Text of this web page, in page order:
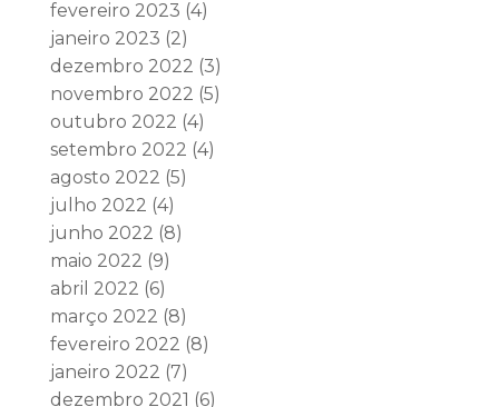
fevereiro 2023 (4)
janeiro 2023 (2)
dezembro 2022 (3)
novembro 2022 (5)
outubro 2022 (4)
setembro 2022 (4)
agosto 2022 (5)
julho 2022 (4)
junho 2022 (8)
maio 2022 (9)
abril 2022 (6)
março 2022 (8)
fevereiro 2022 (8)
janeiro 2022 (7)
dezembro 2021 (6)